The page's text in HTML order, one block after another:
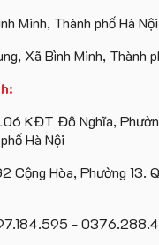
Công
Ty
Lữ
lớn
logo
Trung
số
lượng
lớn
theo
cầu
giấy
in
logo
Minh, Thành phố Hà
Xã Bình Minh, Thành
KĐT Đô Nghĩa,
Hà Nội
Hòa, Phường 13.
-